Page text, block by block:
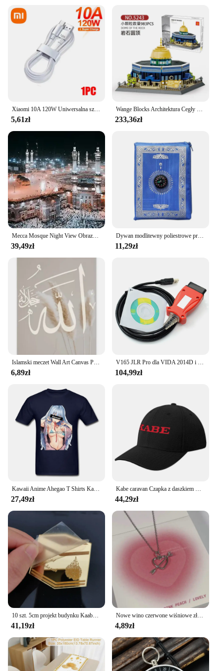
Xiaomi 10A 120W Uniwersalna szybka ładowarka PD Podwójny kabel USB A do szybkiego ładowania typu C 1/2szt Szybki przewód do przesyłania danych
5,61zł
Wange Blocks Architektura Cegły budowlane MOC Dom miejski MECZET KAABA Zabawka edukacyjna Prezent dla dorosłych
233,36zł
Mecca Mosque Night View Obrazy na Płótnie na Ścianę Plakaty i Wydruki Kabe Mekke Islamskie Obrazy Artystyczne Na Ścianę Do Salonu
39,49zł
Dywan modlitewny poliestrowe przenośne maty plecione po prostu drukuj z kompasem w sakiewce podróżna dom nowy styl mata koc 100x60cm
11,29zł
Islamski meczet Wall Art Canvas Prints Arbic Kaaba Al Masjid An Nabwi Islamic Canvas Poster Living Room Decor Paintings
6,89zł
V165 JLR Pro dla VIDA 2014D i Toyota TIS Techstream Obsługa kabla skanera OBD2 JLR V160 SDD PRO Automatyczne narzędzie diagnostyczne
104,99zł
Kawaii Anime Ahegao T Shirts Kabe-Don japońskie Anime Manga Harajuku Otaku Lewd Waifu Material Girl Tshirt Boy
27,49zł
Kabe caravan Czapka z daszkiem Bobble Hat Wycieczka na plażę Nowość w kapeluszu Ochrona przed promieniowaniem UV Kapelusz słoneczny Damska odzież golfowa Męska
44,29zł
10 szt. 5cm projekt budynku Kaaba dostosowuje Ramadan Eid al Adha do personalizacji akrylowych preferuje wycinane laserowo Hajj Mubarak dekory podarunkowe
41,19zł
Nowe wino czerwone wiśniowe złoto kolorowy wisiorek naszyjnik dla kobiet osobowość modny naszyjnik biżuteria ślubna prezenty urodzinowe
4,89zł